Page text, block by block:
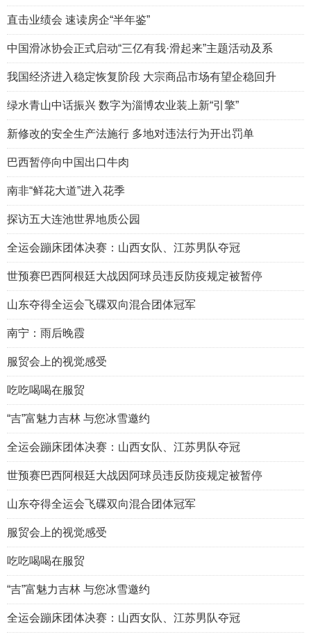
直击业绩会 速读房企“半年鉴”
中国滑冰协会正式启动“三亿有我·滑起来”主题活动及系
我国经济进入稳定恢复阶段 大宗商品市场有望企稳回升
绿水青山中话振兴 数字为淄博农业装上新“引擎”
新修改的安全生产法施行 多地对违法行为开出罚单
巴西暂停向中国出口牛肉
南非“鲜花大道”进入花季
探访五大连池世界地质公园
全运会蹦床团体决赛：山西女队、江苏男队夺冠
世预赛巴西阿根廷大战因阿球员违反防疫规定被暂停
山东夺得全运会飞碟双向混合团体冠军
南宁：雨后晚霞
服贸会上的视觉感受
吃吃喝喝在服贸
“吉”富魅力吉林 与您冰雪邀约
全运会蹦床团体决赛：山西女队、江苏男队夺冠
世预赛巴西阿根廷大战因阿球员违反防疫规定被暂停
山东夺得全运会飞碟双向混合团体冠军
服贸会上的视觉感受
吃吃喝喝在服贸
“吉”富魅力吉林 与您冰雪邀约
全运会蹦床团体决赛：山西女队、江苏男队夺冠